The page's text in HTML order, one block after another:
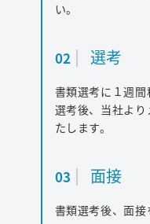
プライバシ
ご利用条件
い。
02 選考
書類選考に１週間
選考後、当社よ
たします。
03 面接
書類選考後、面接